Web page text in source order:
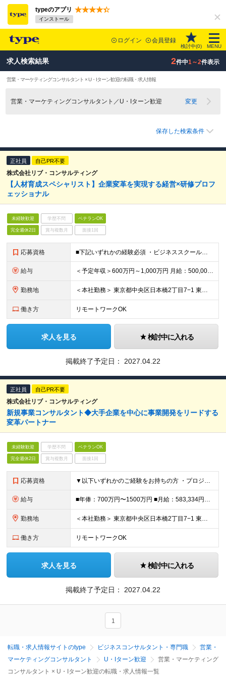
typeのアプリ
インストール
ログイン 会員登録
検討中(0) MENU
求人検索結果 2件中1～2件表示
営業・マーケティングコンサルタント × U・Iターン歓迎の転職・求人情報
営業・マーケティングコンサルタント／U・Iターン歓迎 変更
保存した検索条件
正社員 自己PR不要
株式会社リブ・コンサルティング
【人材育成スペシャリスト】企業変革を実現する経営×研修プロフ
ェッショナル
未経験歓迎 学歴不問 ベテランOK
完全週休2日 賞与複数月 面接1回
応募資格 ■下記いずれかの経験必須 ・ビジネススクールや学習塾などにおける講師のご経験がある方 ・営業職などのクライアントワークにおいて、顧客の成果にコミットした経験がある方（個人・法人不問） ・人材開発・人材
給与 ＜予定年収＞600万円～1,000万円 月給：500,000円～833,333円 ※固定残業手当/月：141,256円～187,090円（固定残業時間50時間0分/月）を含む。超過した時間外労働の残
勤務地 ＜本社勤務＞ 東京都中央区日本橋2丁目7−1 東京日本橋タワー29F ※在宅勤務・リモートワーク：相談可（在宅） 変更の範囲：会社の定める事業所（リモートワーク含む）
働き方 リモートワークOK
求人を見る 検討中に入れる
掲載終了予定日： 2027.04.22
正社員 自己PR不要
株式会社リブ・コンサルティング
新規事業コンサルタント◆大手企業を中心に事業開発をリードする
変革パートナー
未経験歓迎 学歴不問 ベテランOK
完全週休2日 賞与複数月 面接1回
応募資格 ▼以下いずれかのご経験をお持ちの方 ・プロジェクトリードのご経験（プロジェクト規模は問わない） ・エンジニア、デザイナー、PMなど様々なステークホルダーとの調整業務のご経験 ・大手企業へのソリューショ
給与 ■年俸：700万円〜1500万円 ■月給：583,334円～（年俸の12分の1） ※基本給：418,535円～ ※固定残業手当（50時間/164,799円～）含む ※超過分別途支給 ●経験・能力・前
勤務地 ＜本社勤務＞ 東京都中央区日本橋2丁目7−1 東京日本橋タワー29F ※在宅勤務・リモートワーク：相談可（在宅） 変更の範囲：会社の定める事業所（リモートワーク含む）
働き方 リモートワークOK
求人を見る 検討中に入れる
掲載終了予定日： 2027.04.22
1
転職・求人情報サイトのtype ビジネスコンサルタント・専門職
営業・
マーケティングコンサルタント
U・Iターン歓迎
営業・マーケティング
コンサルタント × U・Iターン歓迎の転職・求人情報一覧